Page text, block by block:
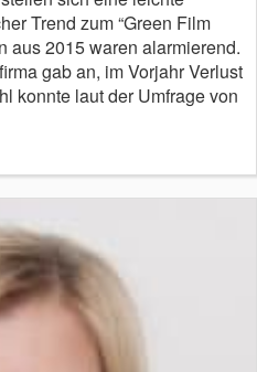
Trend zum “Green Film
aus 2015 waren alarmierend.
gab an, im Vorjahr Verlust
konnte laut der Umfrage von